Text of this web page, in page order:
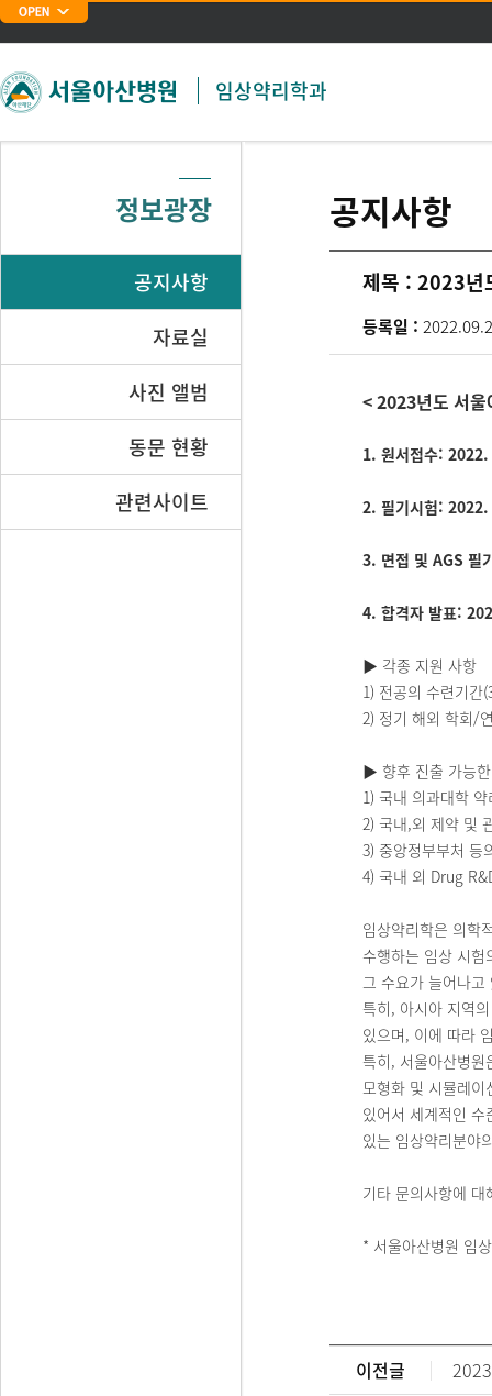
주메뉴 바로가기
본문 바로가기
임상약리학과
정보광장
공지사항
자료실
사진 앨범
동문 현황
관련사이트
공지사항
제목 : 2023년
등록일 :
< 2023년도 서
1. 원서접수:
2. 필기시험: 2022.
3. 면접 및 AGS 필
4. 합격자 발표:
▶ 각종 지원 사항
1) 전공의 수련기간
2) 정기 해외 학회/
▶ 향후 진출 가능
1) 국내 의과대학
2) 국내,외 제약 및
3) 중앙정부부처
4) 국내 외 Drug
임상약리학은 의학
수행하는 임상 시
그 수요가 늘어나
특히, 아시아 지역
있으며, 이에 따라
특히, 서울아산병
모형화 및 시뮬레
있어서 세계적인
있는 임상약리분야
기타 문의사항에
* 서울아산병원 임
이전글